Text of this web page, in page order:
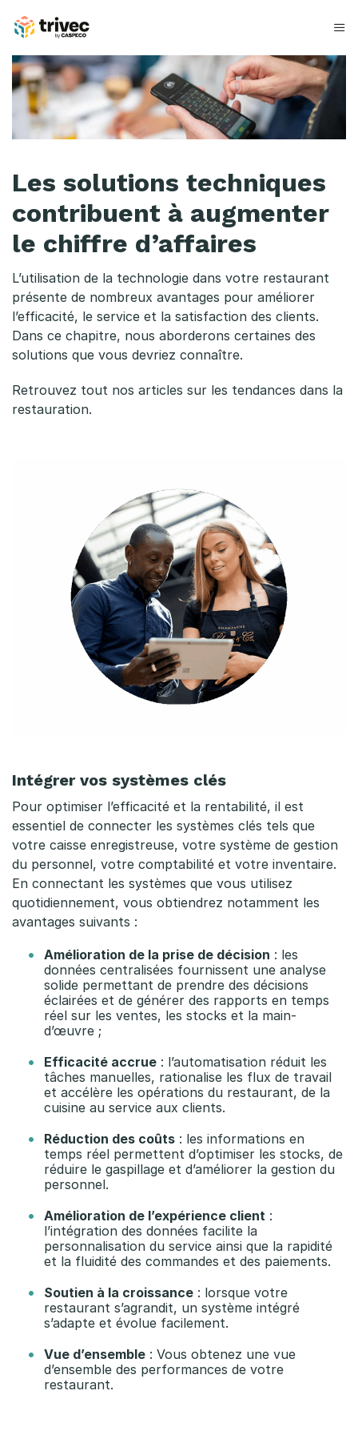
contenu
L
e
s
o
l
u
t
i
o
s
o
n
t
r
i
b
Les solutions techniques
contribuent à augmenter
le chiffre d’affaires
L’utilisation de la technologie dans votre restaurant
présente de nombreux avantages pour améliorer
l’efficacité, le service et la satisfaction des clients.
Dans ce chapitre, nous aborderons certaines des
solutions que vous devriez connaître.
Retrouvez tout nos articles sur les tendances dans la
restauration.
Intégrer vos systèmes clés
Pour optimiser l’efficacité et la rentabilité, il est
essentiel de connecter les systèmes clés tels que
votre caisse enregistreuse, votre système de gestion
du personnel, votre comptabilité et votre inventaire.
En connectant les systèmes que vous utilisez
quotidiennement, vous obtiendrez notamment les
avantages suivants :
Amélioration de la prise de décision : les
données centralisées fournissent une analyse
solide permettant de prendre des décisions
éclairées et de générer des rapports en temps
réel sur les ventes, les stocks et la main-
d’œuvre ;
Efficacité accrue : l’automatisation réduit les
tâches manuelles, rationalise les flux de travail
et accélère les opérations du restaurant, de la
cuisine au service aux clients.
Réduction des coûts : les informations en
temps réel permettent d’optimiser les stocks, de
réduire le gaspillage et d’améliorer la gestion du
personnel.
Amélioration de l’expérience client :
l’intégration des données facilite la
personnalisation du service ainsi que la rapidité
et la fluidité des commandes et des paiements.
Soutien à la croissance : lorsque votre
restaurant s’agrandit, un système intégré
s’adapte et évolue facilement.
Vue d’ensemble : Vous obtenez une vue
d’ensemble des performances de votre
restaurant.